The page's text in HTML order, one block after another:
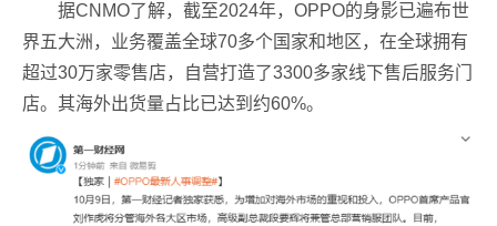
据CNMO了解，截至2024年，OPPO的身影已遍布世
界五大洲，业务覆盖全球70多个国家和地区，在全球拥有
超过30万家零售店，自营打造了3300多家线下售后服务门
店。其海外出货量占比已达到约60%。